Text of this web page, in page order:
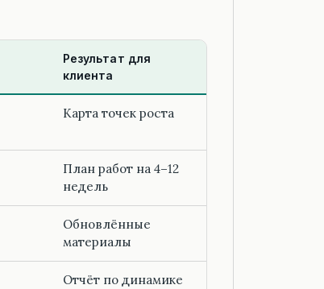
Результат для
клиента
Карта точек роста
План работ на 4–12
недель
Обновлённые
материалы
Отчёт по динамике